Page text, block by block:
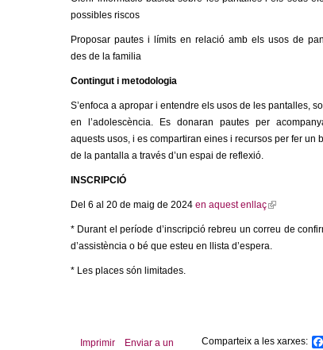
possibles riscos
Proposar pautes i límits en relació amb els usos de
des de la familia
Contingut i metodologia
S’enfoca a apropar i entendre els usos de les pantalles,
en l’adolescència. Es donaran pautes per
aquests usos, i es compartiran eines i recursos per fer un
de la pantalla a través d’un espai de reflexió.
INSCRIPCIÓ
Del 6 al 20 de maig de 2024 en aquest enllaç(
x
* Durant el període d’inscripció rebreu un correu de
d’assistència o bé que esteu en llista d’espera.
* Les places són limitades.
Comparteix a les xarxes:
Imprimir
Enviar a un